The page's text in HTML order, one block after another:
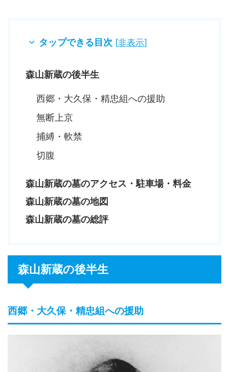
タップできる目次 [非表示]
森山新蔵の後半生
西郷・大久保・精忠組への援助
無断上京
捕縛・軟禁
切腹
森山新蔵の墓のアクセス・駐車場・料金
森山新蔵の墓の地図
森山新蔵の墓の総評
森山新蔵の後半生
西郷・大久保・精忠組への援助